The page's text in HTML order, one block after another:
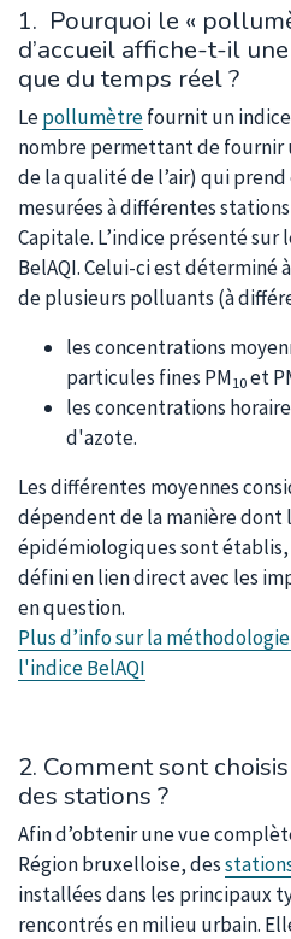
1. Pourquoi le «
d’accueil affiche-t-il
que du temps réel ?
Lepollumètrefournit un
nombre permettant de fournir
de la qualité de l’air) qui
mesurées à différentes
Capitale. L’indice présenté
BelAQI. Celui-ci est déterminé
de plusieurs polluants (à
les concentrations
particules fines PM10et
les concentrations
d'azote.
Les différentes moyennes
dépendent de la manière dont
épidémiologiques sont établis,
défini en lien direct avec les
en question.
Plus d’info sur la
l'indice BelAQI
2. Comment sont
des stations ?
Afin d’obtenir une vue
Région bruxelloise, des
installées dans les principaux
rencontrés en milieu urbain.